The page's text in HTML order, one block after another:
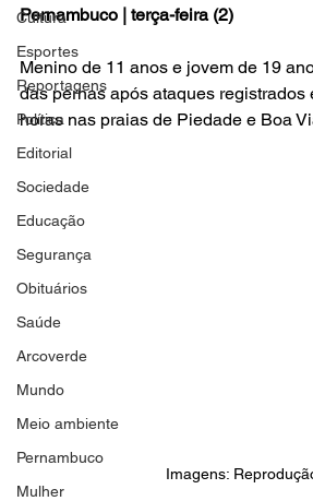
Cultura
Esportes
Reportagens
Política
Editorial
Sociedade
Educação
Segurança
Obituários
Saúde
Arcoverde
Mundo
Meio ambiente
Pernambuco
Mulher
Pernambuco | terça-feira (2)
Menino de 11 anos e jovem de 19
das pernas após ataques registrados
horas nas praias de Piedade e Boa
Imagens: